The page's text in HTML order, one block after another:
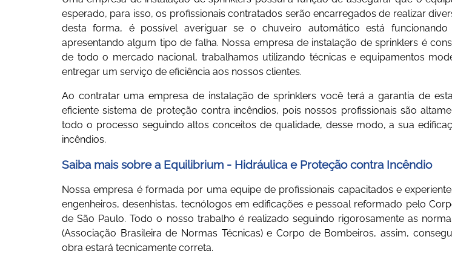
esperado, para isso, os profissionais contratados serão encarregados de realizar
desta forma, é possível averiguar se o chuveiro automático está
apresentando algum tipo de falha. Nossa empresa de instalação de sprinklers é
de todo o mercado nacional, trabalhamos utilizando técnicas e equipamentos
entregar um serviço de eficiência aos nossos clientes.
Ao contratar umaempresa de instalação de sprinklers você terá a garantia de
eficiente sistema de proteção contra incêndios, pois nossos profissionais são
todo o processo seguindo altos conceitos de qualidade, desse modo, a sua
incêndios.
Saiba mais sobre a Equilibrium - Hidráulica e Proteção contra Incêndio
Nossa empresa é formada por uma equipe de profissionais capacitados e
engenheiros, desenhistas, tecnólogos em edificações e pessoal reformado pelo
de São Paulo. Todo o nosso trabalho é realizado seguindo rigorosamente as
(Associação Brasileira de Normas Técnicas) e Corpo de Bombeiros, assim,
obra estará tecnicamente correta.